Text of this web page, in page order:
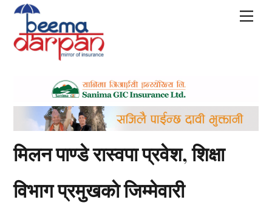
Skip
content
मिलन पाण्डे रास्वपा प्रवेश, शिक्षा
विभाग प्रमुखकाे जिम्मेवारी